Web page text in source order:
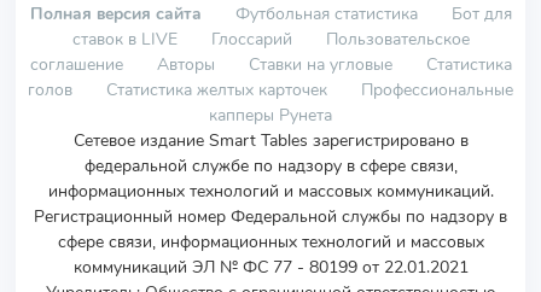
Полная версия сайта Футбольная статистика
Бот для
ставок в LIVE
Глоссарий
Пользовательское
соглашение
Авторы Ставки на угловые
Статистика
голов
Статистика желтых карточек
Профессиональные
капперы Рунета
Сетевое издание Smart Tables зарегистрировано в
федеральной службе по надзору в сфере связи,
информационных технологий и массовых коммуникаций.
Регистрационный номер Федеральной службы по надзору в
сфере связи, информационных технологий и массовых
коммуникаций ЭЛ № ФС 77 - 80199 от 22.01.2021